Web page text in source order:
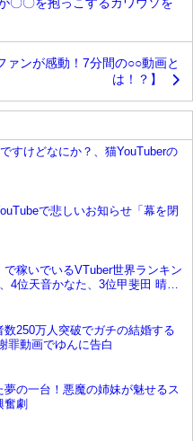
〇〇を抱っこするカワウソを
ンが感動！7分間の○○動画と
は！？】
すけどなにか？、猫YouTuberの
で悲しいお知らせ「幕を閉
で稼いでいるVTuber世界ランキン
4位天音かなた、3位甲斐田 晴、
数250万人突破でガチの結婚する
罪動画でゆんに告白
の一台！悪魔の姉妹が魅せるス
奮劇